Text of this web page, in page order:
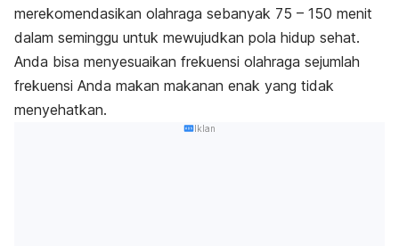
merekomendasikan olahraga sebanyak 75 – 150 menit
dalam seminggu untuk mewujudkan pola hidup sehat.
Anda bisa menyesuaikan frekuensi olahraga sejumlah
frekuensi Anda makan makanan enak yang tidak
menyehatkan.
Iklan